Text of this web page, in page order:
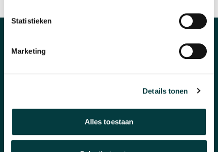
Statistieken
Marketing
Details tonen
Alles toestaan
Sieraden